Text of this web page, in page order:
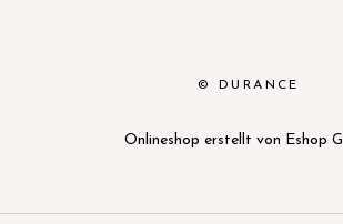
© DURANCE
Onlineshop erstellt von Eshop